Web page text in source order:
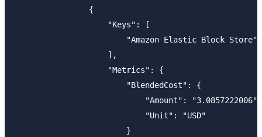
                {
                    "Keys": [
                        "Amazon Elastic Block Store"
                    ],
                    "Metrics": {
                        "BlendedCost": {
                            "Amount": "3.0857222006",
                            "Unit": "USD"
                        }